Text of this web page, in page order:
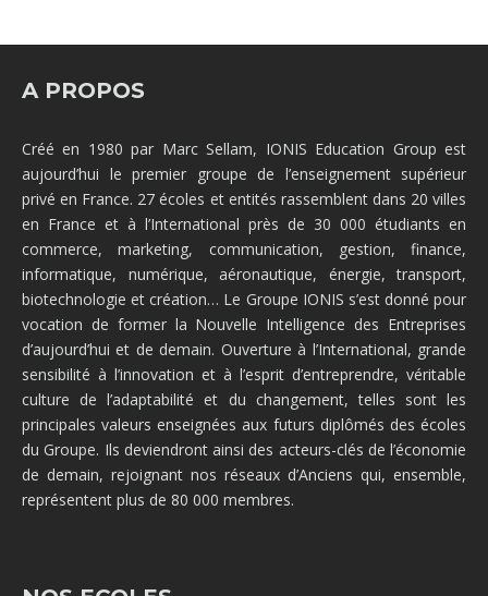
A PROPOS
Créé en 1980 par Marc Sellam, IONIS Education Group est
aujourd’hui le premier groupe de l’enseignement supérieur
privé en France. 27 écoles et entités rassemblent dans 20 villes
en France et à l’International près de 30 000 étudiants en
commerce, marketing, communication, gestion, finance,
informatique, numérique, aéronautique, énergie, transport,
biotechnologie et création… Le Groupe IONIS s’est donné pour
vocation de former la Nouvelle Intelligence des Entreprises
d’aujourd’hui et de demain. Ouverture à l’International, grande
sensibilité à l’innovation et à l’esprit d’entreprendre, véritable
culture de l’adaptabilité et du changement, telles sont les
principales valeurs enseignées aux futurs diplômés des écoles
du Groupe. Ils deviendront ainsi des acteurs-clés de l’économie
de demain, rejoignant nos réseaux d’Anciens qui, ensemble,
représentent plus de 80 000 membres.